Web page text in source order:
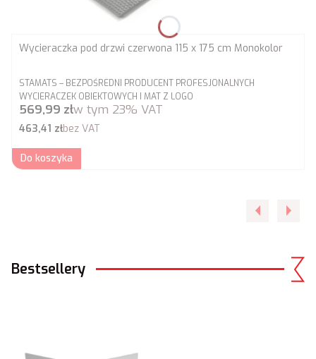
Wycieraczka pod drzwi czerwona 115 x 175 cm Monokolor
PRODUCENT
STAMATS – BEZPOŚREDNI PRODUCENT PROFESJONALNYCH
WYCIERACZEK OBIEKTOWYCH I MAT Z LOGO
Cena brutto
569,99 złw tym 23% VAT
Cena netto
463,41 złbez VAT
Do koszyka
Bestsellery